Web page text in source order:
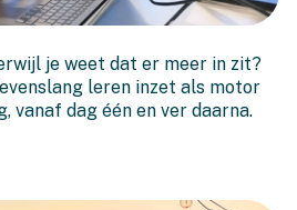
je weet dat er meer in zit?
leren inzet als motor
vanaf dag één en ver daarna.